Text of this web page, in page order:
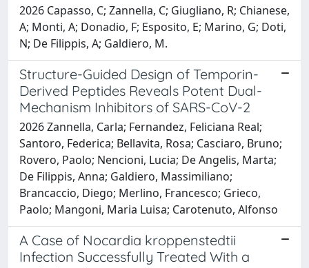
2026 Capasso, C; Zannella, C; Giugliano, R; Chianese,
A; Monti, A; Donadio, F; Esposito, E; Marino, G; Doti,
N; De Filippis, A; Galdiero, M.
Structure-Guided Design of Temporin-
Derived Peptides Reveals Potent Dual-
Mechanism Inhibitors of SARS-CoV-2
2026 Zannella, Carla; Fernandez, Feliciana Real;
Santoro, Federica; Bellavita, Rosa; Casciaro, Bruno;
Rovero, Paolo; Nencioni, Lucia; De Angelis, Marta;
De Filippis, Anna; Galdiero, Massimiliano;
Brancaccio, Diego; Merlino, Francesco; Grieco,
Paolo; Mangoni, Maria Luisa; Carotenuto, Alfonso
A Case of Nocardia kroppenstedtii
Infection Successfully Treated With a